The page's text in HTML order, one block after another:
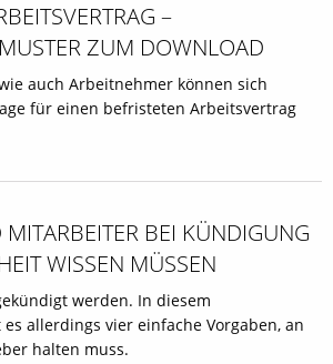
–
ZUM DOWNLOAD
auch Arbeitnehmer können sich
für einen befristeten Arbeitsvertrag
BEI KÜNDIGUNG
WISSEN MÜSSEN
werden. In diesem
allerdings vier einfache Vorgaben, an
halten muss.